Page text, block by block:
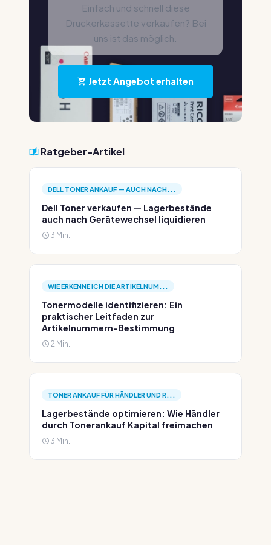
Einfach und schnell diese
Druckerkassette verkaufen? Bei
uns ist das möglich.
Jetzt Angebot erhalten
Ratgeber-Artikel
DELL TONER ANKAUF — AUCH NACH...
Dell Toner verkaufen — Lagerbestände
auch nach Gerätewechsel liquidieren
3 Min.
WIE ERKENNE ICH DIE ARTIKELNUM...
Tonermodelle identifizieren: Ein
praktischer Leitfaden zur
Artikelnummern-Bestimmung
2 Min.
TONER ANKAUF FÜR HÄNDLER UND R...
Lagerbestände optimieren: Wie Händler
durch Tonerankauf Kapital freimachen
3 Min.